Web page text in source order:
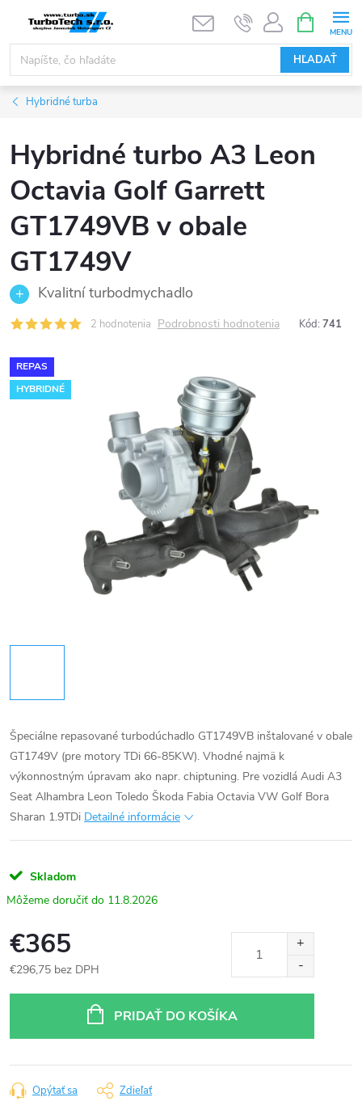
obsah
HĽADAŤ
KOŠÍK
Hybridné turba
Hybridné turbo A3 Leon
Octavia Golf Garrett
GT1749VB v obale
GT1749V
Kvalitní turbodmychadlo
2 hodnotenia Podrobnosti hodnotenia Kód: 741
REPAS
HYBRIDNÉ
Špeciálne repasované turbodúchadlo GT1749VB inštalované v obale
GT1749V (pre motory TDi 66-85KW). Vhodné najmä k
výkonnostným úpravam ako napr. chiptuning. Pre vozidlá Audi A3
Seat Alhambra Leon Toledo Škoda Fabia Octavia VW Golf Bora
Sharan 1.9TDi Detailné informácie
Skladom
11.8.2026
€365
€296,75 bez DPH
PRIDAŤ DO KOŠÍKA
Opýtať sa Zdieľať